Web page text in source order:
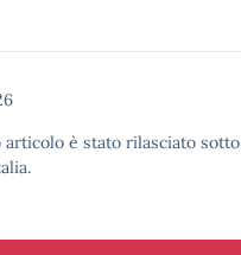
è stato rilasciato sotto